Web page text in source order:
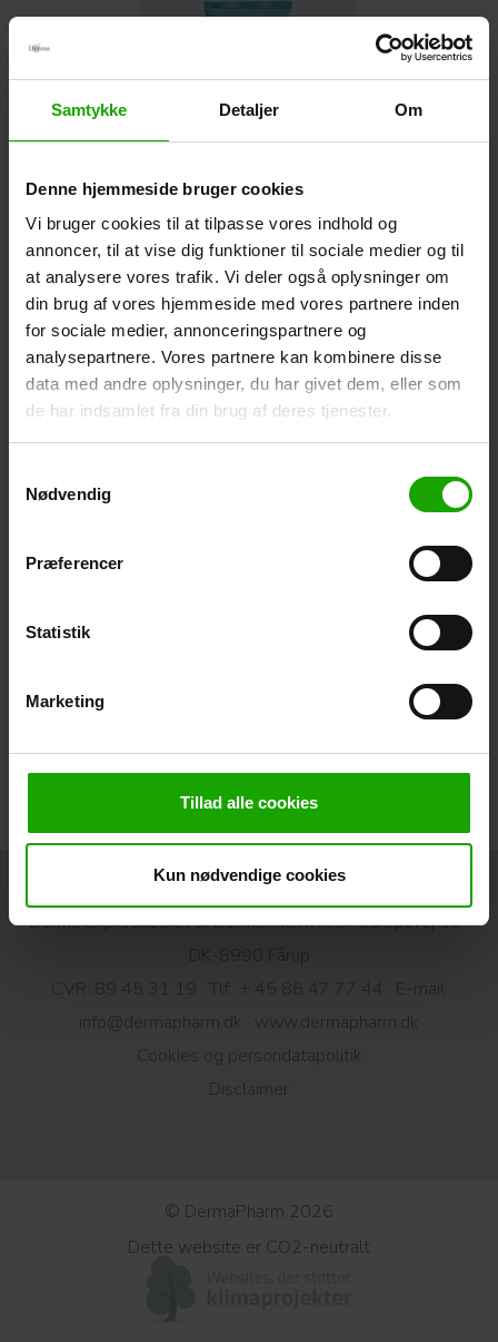
Samtykke Detaljer Om
Denne hjemmeside bruger cookies
Vi bruger cookies til at tilpasse vores indhold og
annoncer, til at vise dig funktioner til sociale medier og til
at analysere vores trafik. Vi deler også oplysninger om
din brug af vores hjemmeside med vores partnere inden
for sociale medier, annonceringspartnere og
analysepartnere. Vores partnere kan kombinere disse
data med andre oplysninger, du har givet dem, eller som
de har indsamlet fra din brug af deres tjenester.
Nødvendig
Præferencer
Statistik
Marketing
Tillad alle cookies
Kun nødvendige cookies
Derma After Sun
Lotion (200 ml)
Udviklet og produceret i
Derma er produceret af DermaPharm A/S · Europavej 10 ·
CVR: 89 45 31 19 · Tlf.:
+ 45 86 47 77 44
· E-mail:
info@dermapharm.dk
www.dermapharm.dk
Cookies og persondatapolitik​
Disclaimer
© DermaPharm 2026
Dette website er CO2-neutralt